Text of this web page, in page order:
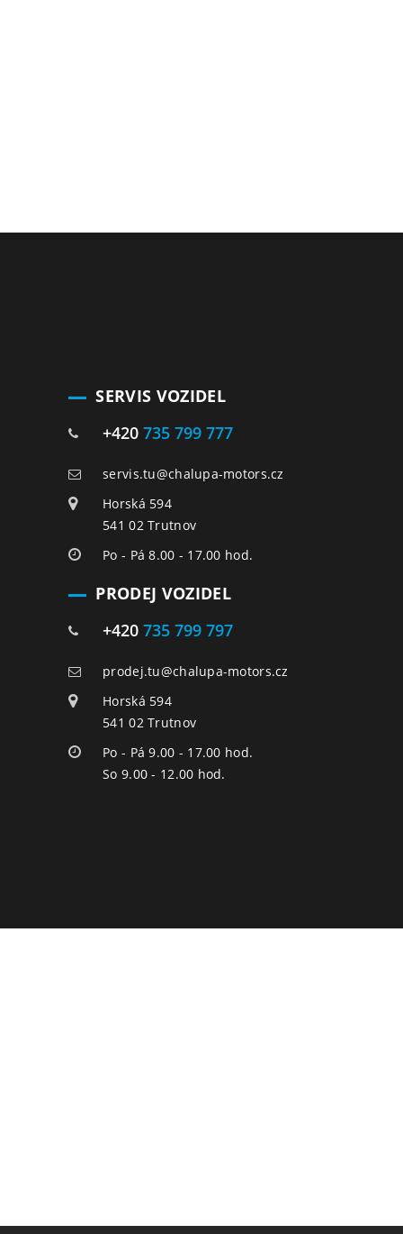
SERVIS VOZIDEL
+420 735 799 777
servis.tu@chalupa-motors.cz
Horská 594
541 02 Trutnov
Po - Pá 8.00 - 17.00 hod.
PRODEJ VOZIDEL
+420 735 799 797
prodej.tu@chalupa-motors.cz
Horská 594
541 02 Trutnov
Po - Pá 9.00 - 17.00 hod.
So 9.00 - 12.00 hod.